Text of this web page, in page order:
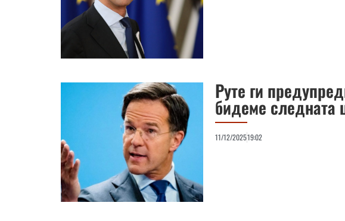
Руте ги
бидеме следната
11/12/202519:02